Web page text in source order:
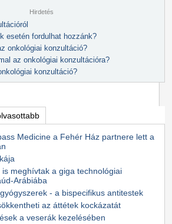
Hirdetés
esetén fordulhat hozzánk?
onkológiai konzultáció?
az onkológiai konzultációra?
konzultáció?
Medicine a Fehér Ház partnere lett a
meghívtak a giga technológiai
Arábiába
- a bispecifikus antitestek
az áttétek kockázatát
a veserák kezelésében